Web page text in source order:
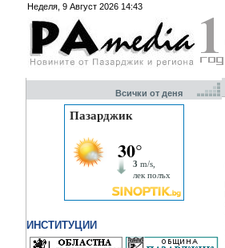
Неделя, 9 Август 2026 14:43
Всички от деня
ИНСТИТУЦИИ